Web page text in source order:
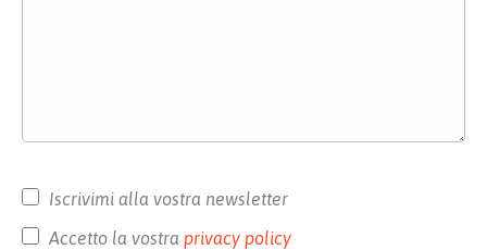
Iscrivimi alla vostra newsletter
Accetto la vostra privacy policy